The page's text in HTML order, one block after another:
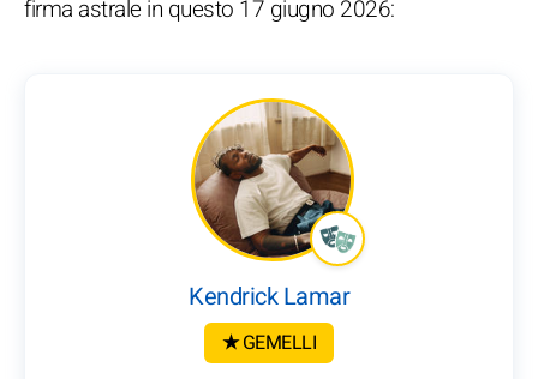
firma astrale in questo 17 giugno 2026:
Kendrick Lamar
★ GEMELLI